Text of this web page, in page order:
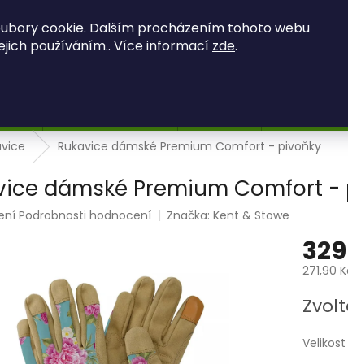
cookie. Dalším procházením tohoto webu
používáním.. Více informací zde.
Rukavice dámské Premium Comfort - pivoňky
dámské Premium Comfort -
Podrobnosti hodnocení Značka:Kent & Stowe
271,90
cena:
Velikost